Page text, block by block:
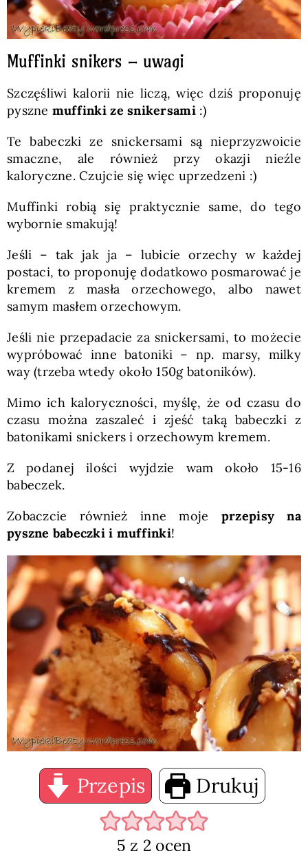
Muffinki snikers – uwagi
Szczęśliwi kalorii nie liczą, więc dziś proponuję
pyszne muffinki ze snikersami:)
Te babeczki ze snickersami są nieprzyzwoicie
smaczne, ale również przy okazji nieźle
kaloryczne. Czujcie się więc uprzedzeni :)
Muffinki robią się praktycznie same, do tego
wybornie smakują!
Jeśli – tak jak ja – lubicie orzechy w każdej
postaci, to proponuję dodatkowo posmarować je
kremem z masła orzechowego, albo nawet
samym masłem orzechowym.
Jeśli nie przepadacie za snickersami, to możecie
wypróbować inne batoniki – np. marsy, milky
way (trzeba wtedy około 150g batoników).
Mimo ich kaloryczności, myślę, że od czasu do
czasu można zaszaleć i zjeść taką babeczki z
batonikami snickers i orzechowym kremem.
Z podanej ilości wyjdzie wam około 15-16
babeczek.
Zobaczcie również inne moje przepisy na
pyszne babeczki i muffinki!
Przepis Drukuj
5 z 2 ocen